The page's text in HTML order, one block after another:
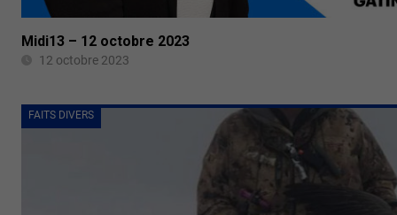
Midi13 – 12 octobre 2023
12 octobre 2023
FAITS DIVERS